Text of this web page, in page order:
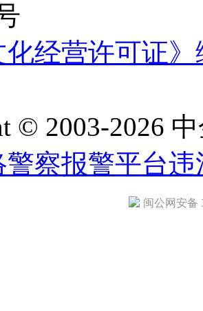
化经营许可证
© 2003-2026
察报警平台违
闽公网安备